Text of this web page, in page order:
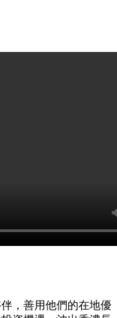
，善用他們的在地優